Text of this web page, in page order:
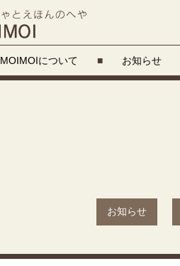
MOIMOIについて ■ お知らせ
お知らせ